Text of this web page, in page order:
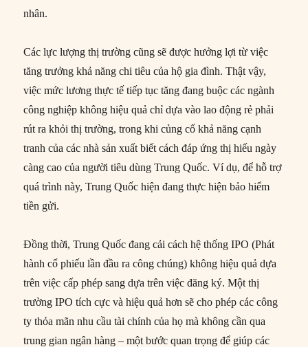
nhân.
Các lực lượng thị trường cũng sẽ được hưởng lợi từ việc
tăng trưởng khả năng chi tiêu của hộ gia đình. Thật vậy,
việc mức lương thực tế tiếp tục tăng đang buộc các ngành
công nghiệp không hiệu quả chỉ dựa vào lao động rẻ phải
rút ra khỏi thị trường, trong khi củng cố khả năng cạnh
tranh của các nhà sản xuất biết cách đáp ứng thị hiếu ngày
càng cao của người tiêu dùng Trung Quốc. Ví dụ, để hỗ trợ
quá trình này, Trung Quốc hiện đang thực hiện bảo hiểm
tiền gửi.
Đồng thời, Trung Quốc đang cải cách hệ thống IPO (Phát
hành cổ phiếu lần đầu ra công chúng) không hiệu quả dựa
trên việc cấp phép sang dựa trên việc đăng ký. Một thị
trường IPO tích cực và hiệu quả hơn sẽ cho phép các công
ty thỏa mãn nhu cầu tài chính của họ mà không cần qua
trung gian ngân hàng – một bước quan trọng để giúp các